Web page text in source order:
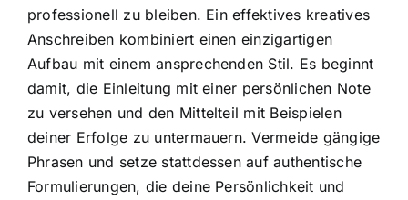
professionell zu bleiben. Ein effektives kreatives
Anschreiben kombiniert einen einzigartigen
Aufbau mit einem ansprechenden Stil. Es beginnt
damit, die Einleitung mit einer persönlichen Note
zu versehen und den Mittelteil mit Beispielen
deiner Erfolge zu untermauern. Vermeide gängige
Phrasen und setze stattdessen auf authentische
Formulierungen, die deine Persönlichkeit und